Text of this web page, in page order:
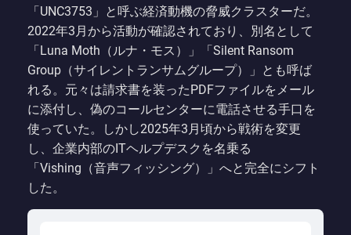
「UNC3753」と呼ぶ経済動機の脅威クラスターだ。
2022年3月から活動が確認されており、別名として
「Luna Moth（ルナ・モス）」「Silent Ransom
Group（サイレントランサムグループ）」とも呼ば
れる。元々は請求書を装ったPDFファイルをメール
に添付し、偽のコールセンターに電話させる手口を
使っていた。しかし2025年3月頃から戦術を変更
し、企業内部のITヘルプデスクを名乗る
「Vishing（音声フィッシング）」へと完全にシフト
した。